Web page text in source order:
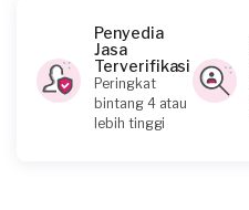
Hampir 6 tahun yang lalu
Rejang Lebong, Bengkulu
Request Fulfilled
Penyedia
Jasa
Terverifikasi
Peringkat
bintang 4 atau
lebih tinggi